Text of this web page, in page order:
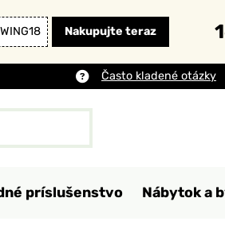
Nakupujte teraz
Často kladené otázky
príslušenstvo Nábytok a